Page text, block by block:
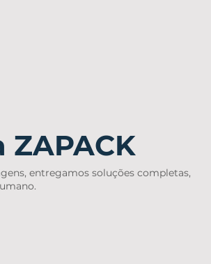
entregamos soluções completas,